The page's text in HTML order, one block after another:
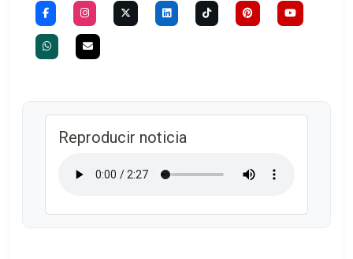
Reproducir noticia